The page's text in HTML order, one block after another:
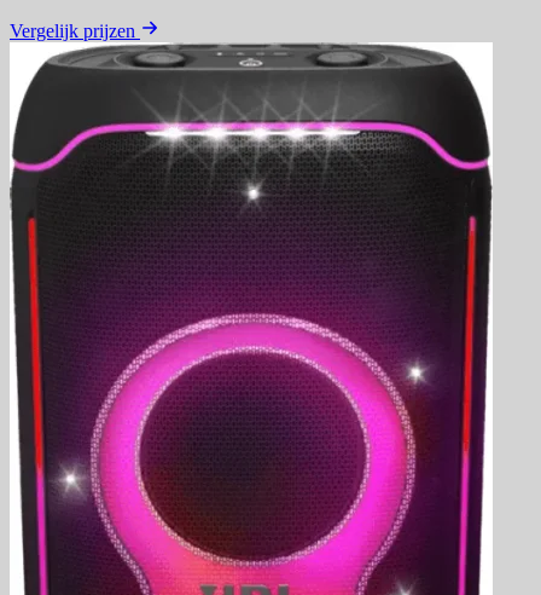
Vergelijk prijzen